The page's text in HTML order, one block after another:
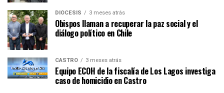
DIÓCESIS 3 meses atrás
Obispos llaman a recuperar la paz social y el
diálogo político en Chile
CASTRO 3 meses atrás
Equipo ECOH de la fiscalía de Los Lagos investiga
caso de homicidio en Castro